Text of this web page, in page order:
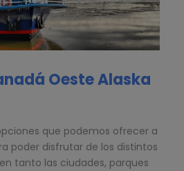
Oeste Alaska
que podemos ofrecer a
poder disfrutar de los distintos
tanto las ciudades, parques